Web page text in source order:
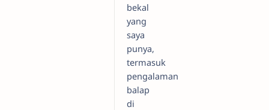
bekal
yang
saya
punya,
termasuk
pengalaman
balap
di